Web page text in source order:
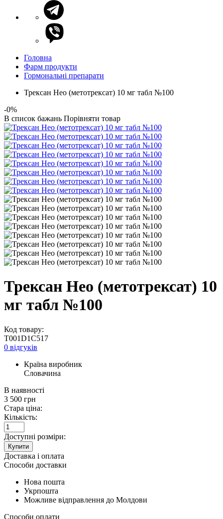
Головна
Фарм продукти
Гормональні препарати
Трексан Нео (метотрексат) 10 мг табл №100
-0%
В список бажань Порівняти товар
Трексан Нео (метотрексат) 10
мг табл №100
Код товару:
T001D1C517
0 відгуків
Країна виробник
Словачина
В наявності
3 500 грн
Стара ціна:
Кількість:
Доступні розміри:
Купити
Доставка і оплата
Способи доставки
Нова пошта
Укрпошта
Можливе відправлення до Молдови
Способи оплати